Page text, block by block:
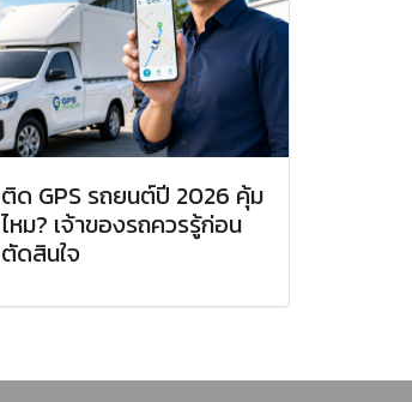
ติด GPS รถยนต์ปี 2026 คุ้ม
ไหม? เจ้าของรถควรรู้ก่อน
ตัดสินใจ